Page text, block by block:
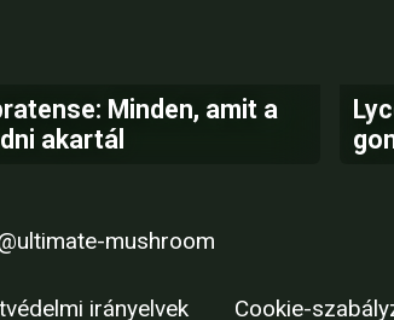
Minden, amit a
akartál
mushroom
irányelvek Cookie-